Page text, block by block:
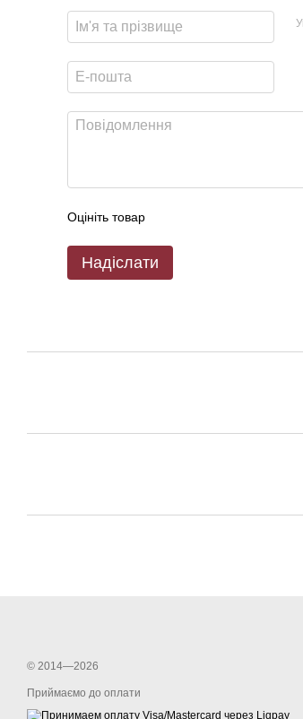
Оцініть товар
Надіслати
© 2014—2026
Приймаємо до оплати